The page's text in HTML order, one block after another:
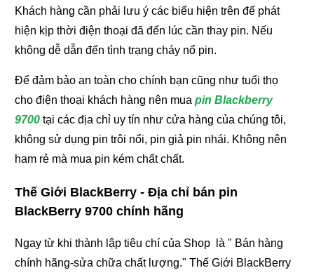
Khách hàng cần phải lưu ý các biểu hiện trên để phát
hiện kịp thời điện thoại đã đến lúc cần thay pin. Nếu
không dễ dẫn đến tình trạng cháy nổ pin.
Để đảm bảo an toàn cho chính bạn cũng như tuổi thọ
cho điện thoại khách hàng nên muapin Blackberry
9700 tại các địa chỉ uy tín như cửa hàng của chúng tôi,
không sử dụng pin trôi nổi, pin giả pin nhái. Không nên
ham rẻ mà mua pin kém chất chất.
Thế Giới BlackBerry - Địa chỉ bán pin
BlackBerry 9700 chính hãng
Ngay từ khi thành lập tiêu chí của Shop là " Bán hàng
chính hãng-sửa chữa chất lượng." Thế Giới BlackBerry